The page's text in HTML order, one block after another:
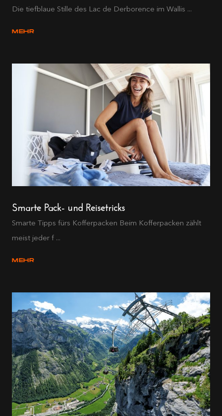
Die tiefblaue Stille des Lac de Derborence im Wallis ...
MEHR
Smarte Pack- und Reisetricks
Smarte Tipps fürs Kofferpacken Beim Kofferpacken zählt
meist jeder f ...
MEHR